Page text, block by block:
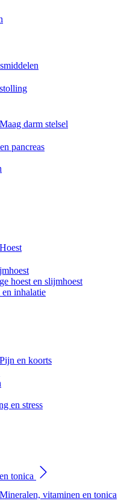
Maag darm stelsel
pancreas
Hoest
hoest en slijmhoest
en inhalatie
Pijn en koorts
en stress
tonica
Mineralen, vitaminen en tonica